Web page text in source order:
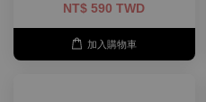
NT$ 590 TWD
加入購物車